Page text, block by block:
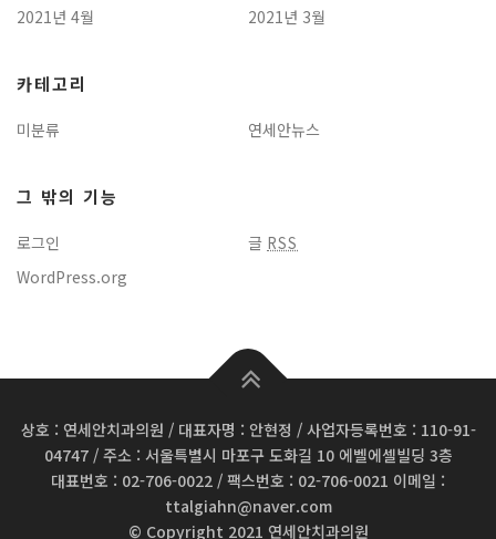
2021년 4월
2021년 3월
카테고리
미분류 연세안뉴스
그 밖의 기능
로그인 글 RSS
WordPress.org
상호 : 연세안치과의원 / 대표자명 : 안현정 / 사업자등록번호 : 110-91-
04747 / 주소 : 서울특별시 마포구 도화길 10 에벨에셀빌딩 3층
대표번호 : 02-706-0022 / 팩스번호 : 02-706-0021 이메일 :
ttalgiahn@naver.com
© Copyright 2021 연세안치과의원